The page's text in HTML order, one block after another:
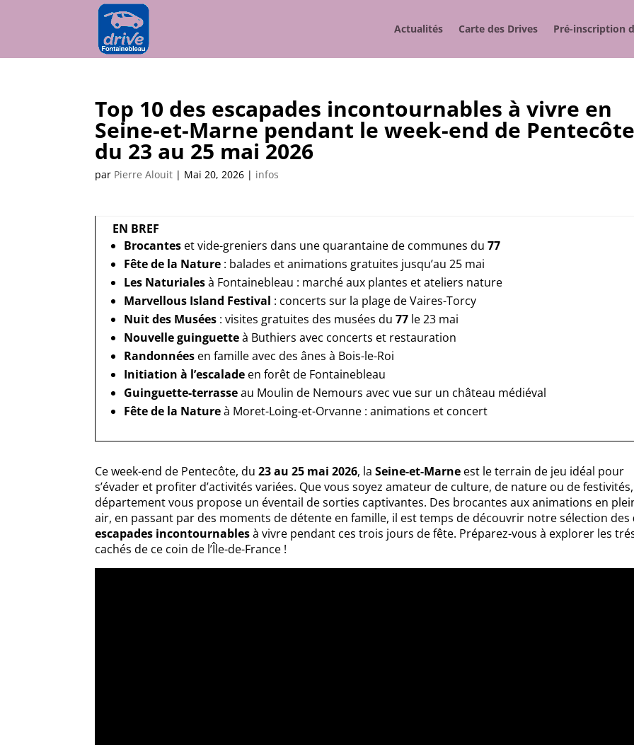
Actualités Carte des Drives Pré-inscription
Top 10 des escapades incontournables à vivre en
Seine-et-Marne pendant le week-end de
du 23 au 25 mai 2026
par Pierre Alouit | Mai 20, 2026 | infos
EN BREF
Brocantes et vide-greniers dans une quarantaine de communes du77
Fête de la Nature : balades et animations gratuites jusqu’au 25 mai
Les Naturialesà Fontainebleau : marché aux plantes et ateliers nature
Marvellous Island Festival : concerts sur la plage de Vaires-Torcy
Nuit des Musées : visites gratuites des musées du77 le 23 mai
Nouvelle guinguetteà Buthiers avec concerts et restauration
Randonnées en famille avec des ânes à Bois-le-Roi
Initiation à l’escalade en forêt de Fontainebleau
Guinguette-terrasseau Moulin de Nemours avec vue sur un château médiéval
Fête de la Natureà Moret-Loing-et-Orvanne : animations et concert
Ce week-end de Pentecôte, du23 au 25 mai 2026, laSeine-et-Marne est le terrain de jeu idéal pour
s’évader et profiter d’activités variées. Que vous soyez amateur de culture, de nature ou de
département vous propose un éventail de sorties captivantes. Des brocantes aux animations en
air, en passant par des moments de détente en famille, il est temps de découvrir notre sélection des
escapades incontournablesà vivre pendant ces trois jours de fête. Préparez-vous à explorer les
cachés de ce coin de l’Île-de-France !